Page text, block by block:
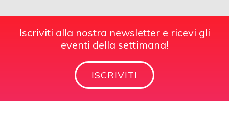
Iscriviti alla nostra newsletter e ricevi gli
eventi della settimana!
ISCRIVITI